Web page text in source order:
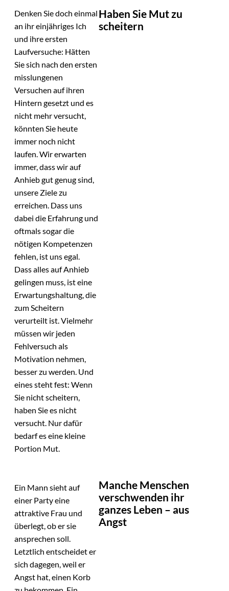
Denken Sie doch einmal
an ihr einjähriges Ich
und ihre ersten
Laufversuche: Hätten
Sie sich nach den ersten
misslungenen
Versuchen auf ihren
Hintern gesetzt und es
nicht mehr versucht,
könnten Sie heute
immer noch nicht
laufen. Wir erwarten
immer, dass wir auf
Anhieb gut genug sind,
unsere Ziele zu
erreichen. Dass uns
dabei die Erfahrung und
oftmals sogar die
nötigen Kompetenzen
fehlen, ist uns egal.
Dass alles auf Anhieb
gelingen muss, ist eine
Erwartungshaltung, die
zum Scheitern
verurteilt ist. Vielmehr
müssen wir jeden
Fehlversuch als
Motivation nehmen,
besser zu werden. Und
eines steht fest: Wenn
Sie nicht scheitern,
haben Sie es nicht
versucht. Nur dafür
bedarf es eine kleine
Portion Mut.
Haben Sie Mut zu
scheitern
Ein Mann sieht auf
einer Party eine
attraktive Frau und
überlegt, ob er sie
ansprechen soll.
Letztlich entscheidet er
sich dagegen, weil er
Angst hat, einen Korb
Manche Menschen
verschwenden ihr
ganzes Leben – aus
Angst